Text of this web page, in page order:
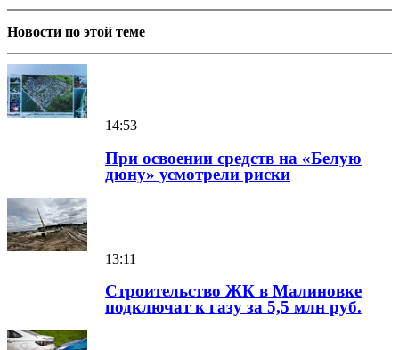
Новости по этой теме
14:53
При освоении средств на «Белую
дюну» усмотрели риски
13:11
Строительство ЖК в Малиновке
подключат к газу за 5,5 млн руб.